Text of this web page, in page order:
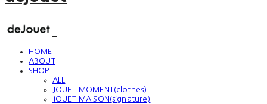
HOME
ABOUT
SHOP
ALL
JOUET MOMENT(clothes)
JOUET MAISON(signature)